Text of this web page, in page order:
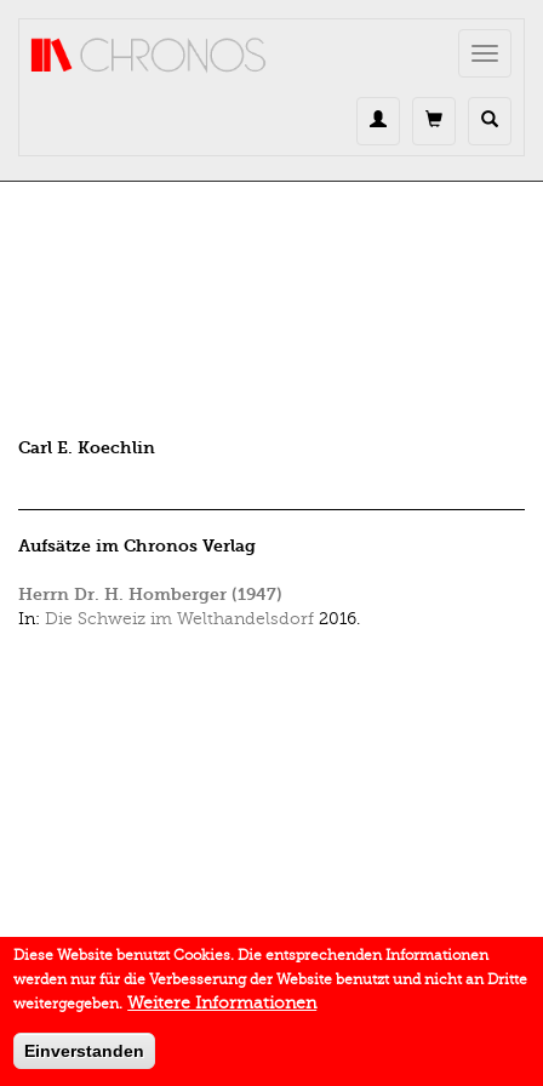
Toggle
Carl E. Koechlin
Aufsätze im Chronos Verlag
Herrn Dr. H. Homberger (1947)
In: Die Schweiz im Welthandelsdorf 2016.
Diese Website benutzt Cookies. Die entsprechenden Informationen
werden nur für die Verbesserung der Website benutzt und nicht an Dritte
weitergegeben. Weitere Informationen
Einverstanden